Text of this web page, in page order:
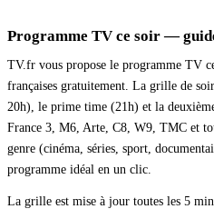
Programme TV ce soir —
TV.fr vous propose le programme TV
françaises gratuitement. La grille de
20h), le prime time (21h) et la
France 3, M6, Arte, C8, W9, TMC et
genre (cinéma, séries, sport,
programme idéal en un clic.
La grille est mise à jour toutes les 5